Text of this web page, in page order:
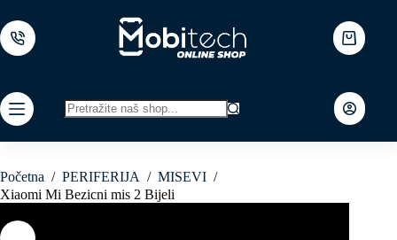
to
content
Shopping
cart
results
Početna / PERIFERIJA / MISEVI /
Xiaomi Mi Bezicni mis 2 Bijeli